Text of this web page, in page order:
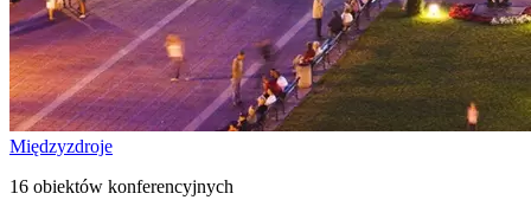
Międzyzdroje
16 obiektów konferencyjnych